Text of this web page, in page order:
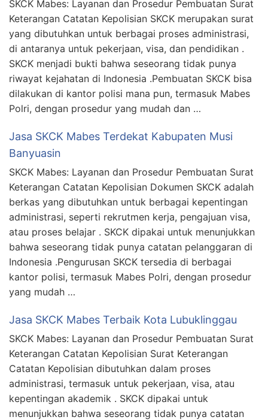
SKCK Mabes: Layanan dan Prosedur Pembuatan Surat
Keterangan Catatan Kepolisian SKCK merupakan surat
yang dibutuhkan untuk berbagai proses administrasi,
di antaranya untuk pekerjaan, visa, dan pendidikan .
SKCK menjadi bukti bahwa seseorang tidak punya
riwayat kejahatan di Indonesia .Pembuatan SKCK bisa
dilakukan di kantor polisi mana pun, termasuk Mabes
Polri, dengan prosedur yang mudah dan …
Jasa SKCK Mabes Terdekat Kabupaten Musi
Banyuasin
SKCK Mabes: Layanan dan Prosedur Pembuatan Surat
Keterangan Catatan Kepolisian Dokumen SKCK adalah
berkas yang dibutuhkan untuk berbagai kepentingan
administrasi, seperti rekrutmen kerja, pengajuan visa,
atau proses belajar . SKCK dipakai untuk menunjukkan
bahwa seseorang tidak punya catatan pelanggaran di
Indonesia .Pengurusan SKCK tersedia di berbagai
kantor polisi, termasuk Mabes Polri, dengan prosedur
yang mudah …
Jasa SKCK Mabes Terbaik Kota Lubuklinggau
SKCK Mabes: Layanan dan Prosedur Pembuatan Surat
Keterangan Catatan Kepolisian Surat Keterangan
Catatan Kepolisian dibutuhkan dalam proses
administrasi, termasuk untuk pekerjaan, visa, atau
kepentingan akademik . SKCK dipakai untuk
menunjukkan bahwa seseorang tidak punya catatan